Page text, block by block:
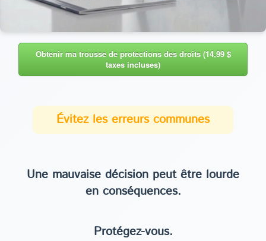
Obtenir ma trousse de protections des droits (14,99 $
taxes incluses)
Évitez les erreurs communes
Une mauvaise décision peut être lourde
en conséquences.
Protégez-vous.